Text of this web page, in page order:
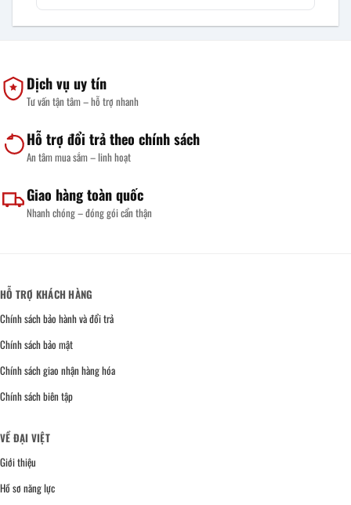
Dịch vụ uy tín
Tư vấn tận tâm – hỗ trợ nhanh
Hỗ trợ đổi trả theo chính sách
An tâm mua sắm – linh hoạt
Giao hàng toàn quốc
Nhanh chóng – đóng gói cẩn thận
HỖ TRỢ KHÁCH HÀNG
Chính sách bảo hành và đổi trả
Chính sách bảo mật
Chính sách giao nhận hàng hóa
Chính sách biên tập
VỀ ĐẠI VIỆT
Giới thiệu
Hồ sơ năng lực